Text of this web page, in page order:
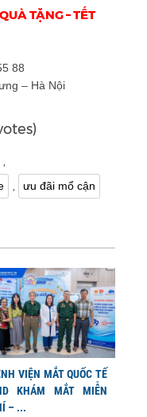
TẶNG – TẾT
88
– Hà Nội
,
, ưu đãi mổ cận
VIỆN MẮT QUỐC TẾ
KHÁM MẮT MIỄN
– ...